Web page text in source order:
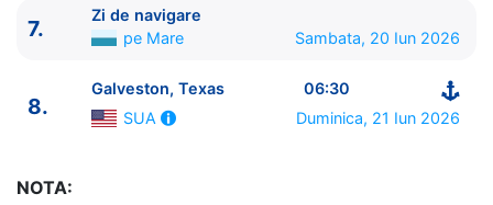
Zi de navigare pe Mare
4.
Costa Maya Mexic
08:00 - 18:00
Cozumel Mexic 08:00 - 16:00
7. Zi de navigare
0:00 - 0:00
7.
Zi de navigare
pe Mare
Sambata, 20 Iun 2026
8.
Galveston, Texas
06:30
SUA
Duminica, 21 Iun 2026
NOTA: